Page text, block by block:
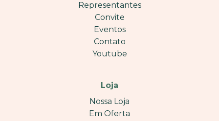
Representantes
Convite
Eventos
Contato
Youtube
Loja
Nossa Loja
Em Oferta